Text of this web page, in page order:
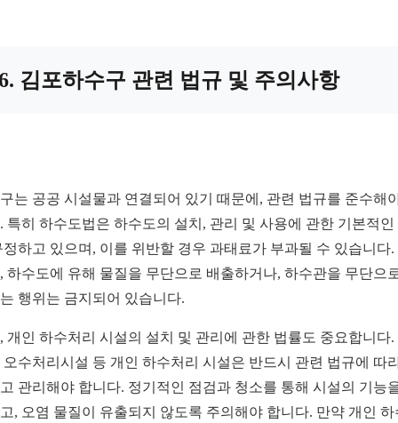
김포하수구 관련 법규 및 주의사항
는 공공 시설물과 연결되어 있기 때문에, 관련 법규를 준수해
특히 하수도법은 하수도의 설치, 관리 및 사용에 관한 기본적인
정하고 있으며, 이를 위반할 경우 과태료가 부과될 수 있습니다.
하수도에 유해 물질을 무단으로 배출하거나, 하수관을 무단으
행위는 금지되어 있습니다.
개인 하수처리 시설의 설치 및 관리에 관한 법률도 중요합니다.
오수처리시설 등 개인 하수처리 시설은 반드시 관련 법규에 따
관리해야 합니다. 정기적인 점검과 청소를 통해 시설의 기능
, 오염 물질이 유출되지 않도록 주의해야 합니다. 만약 개인 하